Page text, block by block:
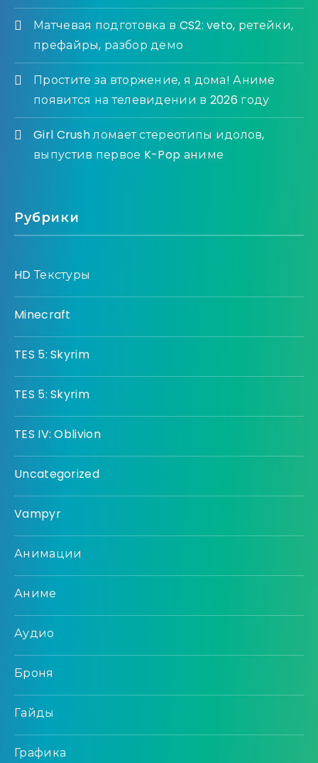
Матчевая подготовка в CS2: veto, ретейки,
префайры, разбор демо
Простите за вторжение, я дома! Аниме
появится на телевидении в 2026 году
Girl Crush ломает стереотипы идолов,
выпустив первое K-Pop аниме
Рубрики
HD Текстуры
Minecraft
TES 5: Skyrim
TES 5: Skyrim
TES IV: Oblivion
Uncategorized
Vampyr
Анимации
Аниме
Аудио
Броня
Гайды
Графика